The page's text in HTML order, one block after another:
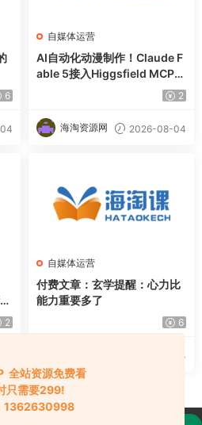
6
自媒体运营
AI自动化动漫制作！Claude F
able 5接入Higgsfield MCP，
2
海淘资源网 2026-08-04
2
自媒体运营
付费文章：玄学提醒：心力比
能力重要多了
6
2026-08-04
全站资源免费看
只需要299!
1362630998